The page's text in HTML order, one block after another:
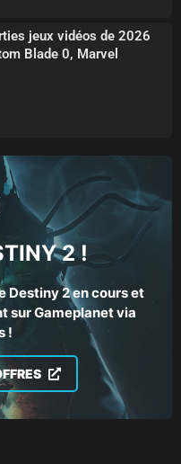
jeux vidéos de 2026
Blade 0, Marvel
2 !
Destiny 2 en cours et
sur Gameplanet via
!